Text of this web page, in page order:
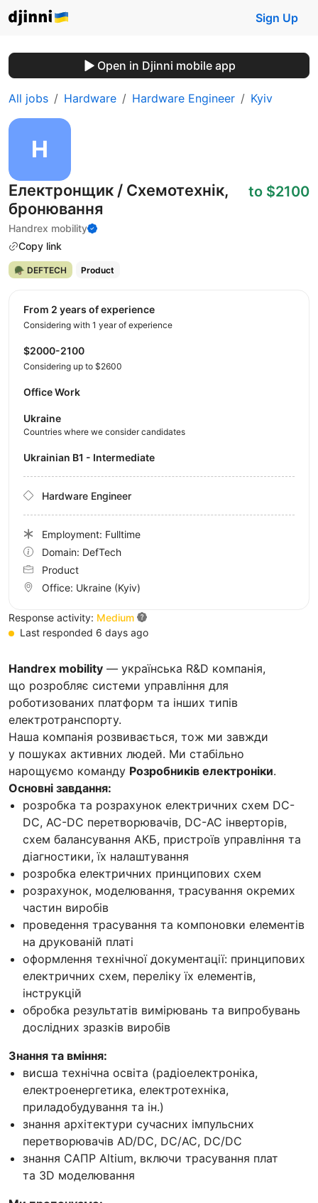
Sign Up
Open in Djinni mobile app
All jobs Hardware Hardware Engineer Kyiv
Електронщик / Схемотехнік,
бронювання
Handrex mobility
Copy link
to $2100
🪖 DEFTECH Product
Handrex mobility — українська R&D компанія,
що розробляє системи управління для
роботизованих платформ та інших типів
електротранспорту.
Наша компанія розвивається, тож ми завжди
у пошуках активних людей. Ми стабільно
нарощуємо команду Розробників електроніки.
Основні завдання:
розробка та розрахунок електричних схем DC-
DC, AC-DC перетворювачів, DC-AC інверторів,
схем балансування АКБ, пристроїв управління та
діагностики, їх налаштування
розробка електричних принципових схем
розрахунок, моделювання, трасування окремих
частин виробів
проведення трасування та компоновки елементів
на друкованій платі
оформлення технічної документації: принципових
електричних схем, переліку їх елементів,
інструкцій
обробка результатів вимірювань та випробувань
дослідних зразків виробів
Знання та вміння:
висша технічна освіта (радіоелектроніка,
електроенергетика, електротехніка,
приладобудування та ін.)
знання архітектури сучасних імпульсних
перетворювачів AD/DC, DC/AC, DC/DC
знання САПР Altium, включи трасування плат
та 3D моделювання
from 2 years of experience
Considering with 1 year of experience
$2000-2100
Considering up to $2600
Office Work
Ukraine
Countries where we consider candidates
Ukrainian B1 - Intermediate
Hardware Engineer
Employment: Fulltime
Domain: DefTech
Product
Office: Ukraine (Kyiv)
Response activity: Medium
Last responded 6 days ago